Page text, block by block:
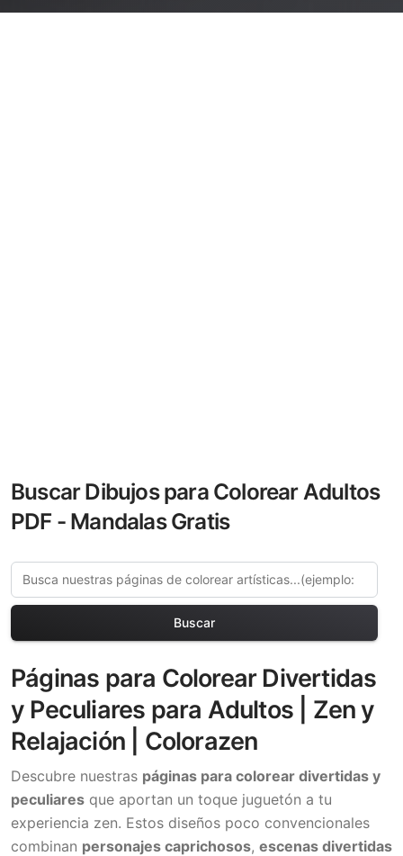
Buscar Dibujos para Colorear Adultos
PDF - Mandalas Gratis
Buscar
Páginas para Colorear Divertidas
y Peculiares para Adultos | Zen y
Relajación | Colorazen
Descubre nuestras páginas para colorear divertidas y
peculiares que aportan un toque juguetón a tu
experiencia zen. Estos diseños poco convencionales
combinan personajes caprichosos, escenas divertidas